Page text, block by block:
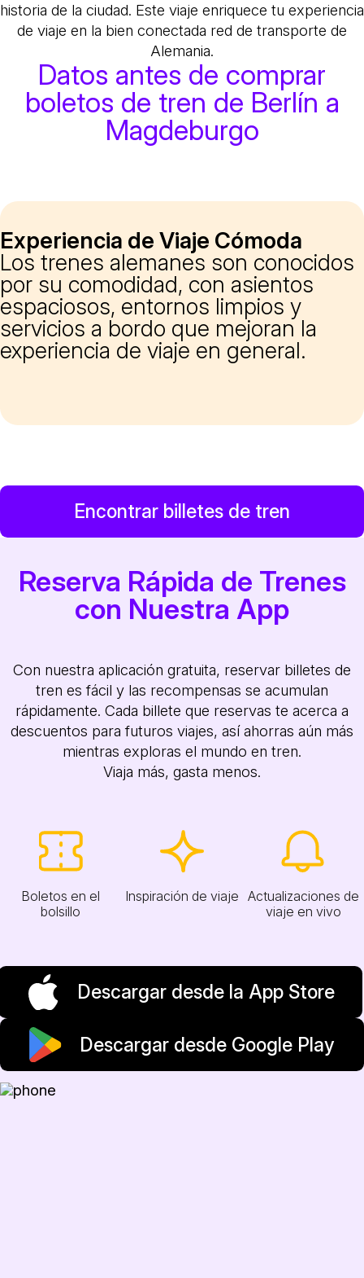
historia de la ciudad. Este viaje enriquece tu experiencia
de viaje en la bien conectada red de transporte de
Alemania.
Datos antes de comprar
boletos de tren de Berlín a
Magdeburgo
Experiencia de Viaje Cómoda
Los trenes alemanes son conocidos
por su comodidad, con asientos
espaciosos, entornos limpios y
servicios a bordo que mejoran la
experiencia de viaje en general.
Encontrar billetes de tren
Reserva Rápida de Trenes
con Nuestra App
Con nuestra aplicación gratuita, reservar billetes de
tren es fácil y las recompensas se acumulan
rápidamente. Cada billete que reservas te acerca a
descuentos para futuros viajes, así ahorras aún más
mientras exploras el mundo en tren.
Viaja más, gasta menos.
Boletos en el
bolsillo
Inspiración de viaje Actualizaciones de
viaje en vivo
Descargar desde la App Store
Descargar desde Google Play